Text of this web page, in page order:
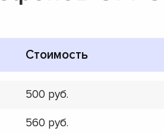
Стоимость
500
560